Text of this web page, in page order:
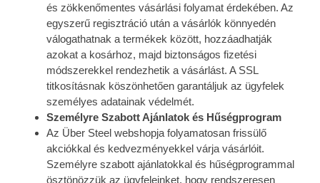
és zökkenőmentes vásárlási folyamat érdekében. Az
egyszerű regisztráció után a vásárlók könnyedén
válogathatnak a termékek között, hozzáadhatják
azokat a kosárhoz, majd biztonságos fizetési
módszerekkel rendezhetik a vásárlást. A SSL
titkosításnak köszönhetően garantáljuk az ügyfelek
személyes adatainak védelmét.
Személyre Szabott Ajánlatok és Hűségprogram
Az Über Steel webshopja folyamatosan frissülő
akciókkal és kedvezményekkel várja vásárlóit.
Személyre szabott ajánlatokkal és hűségprogrammal
ösztönözzük az ügyfeleinket, hogy rendszeresen